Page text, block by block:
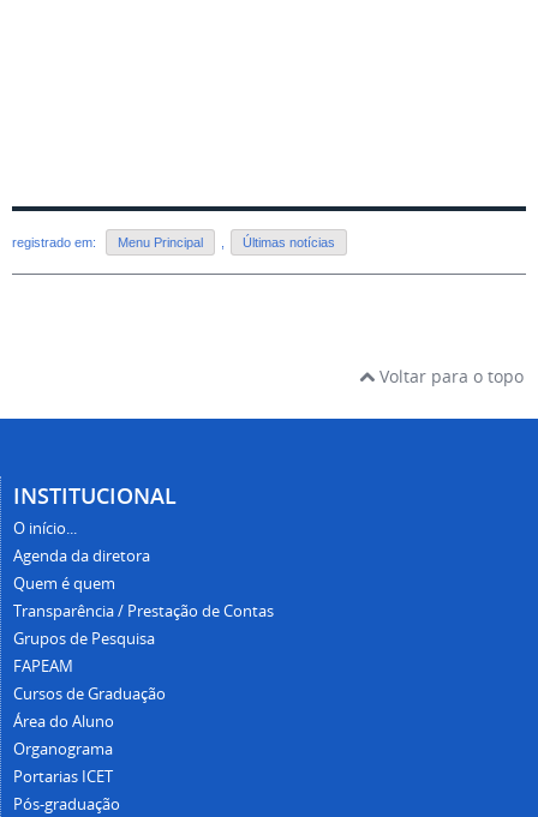
registrado em: Menu Principal Últimas notícias
Voltar para o topo
INSTITUCIONAL
O início...
Agenda da diretora
Quem é quem
Transparência / Prestação de Contas
Grupos de Pesquisa
FAPEAM
Cursos de Graduação
Área do Aluno
Organograma
Portarias ICET
Pós-graduação